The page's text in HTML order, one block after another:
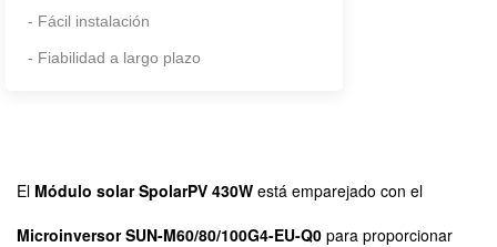
- Fácil instalación
- Fiabilidad a largo plazo
El Módulo solar SpolarPV 430W está emparejado con el
Microinversor SUN-M60/80/100G4-EU-Q0 para proporcionar